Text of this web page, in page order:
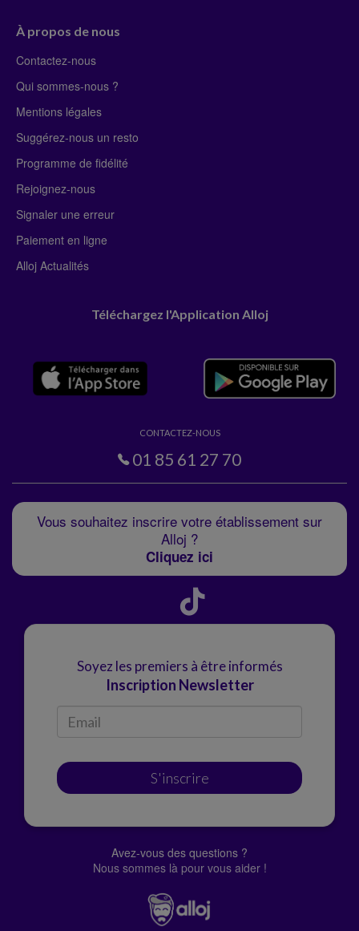
À propos de nous
Contactez-nous
Qui sommes-nous ?
Mentions légales
Suggérez-nous un resto
Programme de fidélité
Rejoignez-nous
Signaler une erreur
Paiement en ligne
Alloj Actualités
Téléchargez l'Application Alloj
CONTACTEZ-NOUS
01 85 61 27 70
Vous souhaitez inscrire votre établissement sur
Alloj ?
Cliquez ici
Soyez les premiers à être informés
Inscription Newsletter
S'inscrire
Avez-vous des questions ?
Nous sommes là pour vous aider !